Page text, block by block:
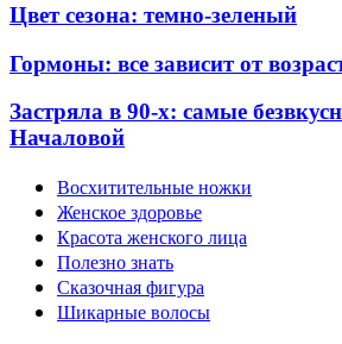
Цвет сезона: темно-зеленый
Гормоны: все зависит от
Застряла в 90-х: самые
Началовой
Восхитительные ножки
Женское здоровье
Красота женского лица
Полезно знать
Сказочная фигура
Шикарные волосы